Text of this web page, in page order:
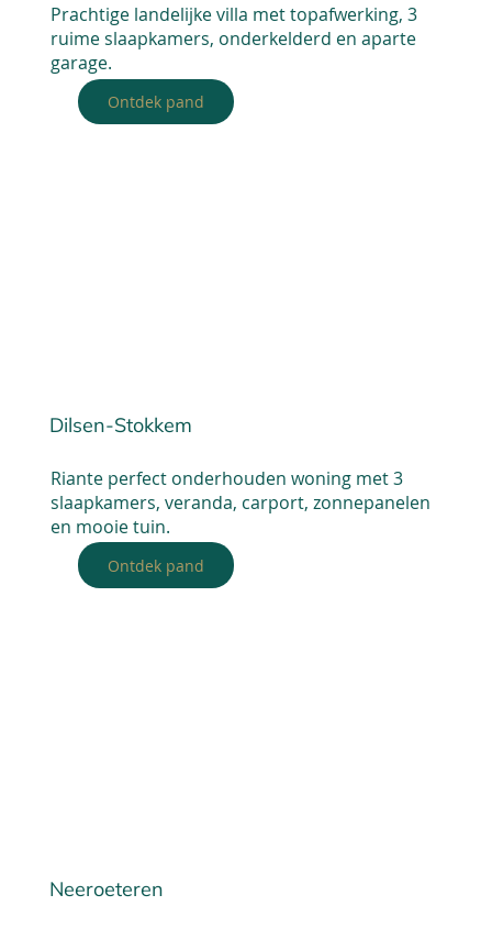
Prachtige landelijke villa met topafwerking, 3
ruime slaapkamers, onderkelderd en aparte
garage.
Ontdek pand
Dilsen-Stokkem
Riante perfect onderhouden woning met 3
slaapkamers, veranda, carport, zonnepanelen
en mooie tuin.
Ontdek pand
Neeroeteren